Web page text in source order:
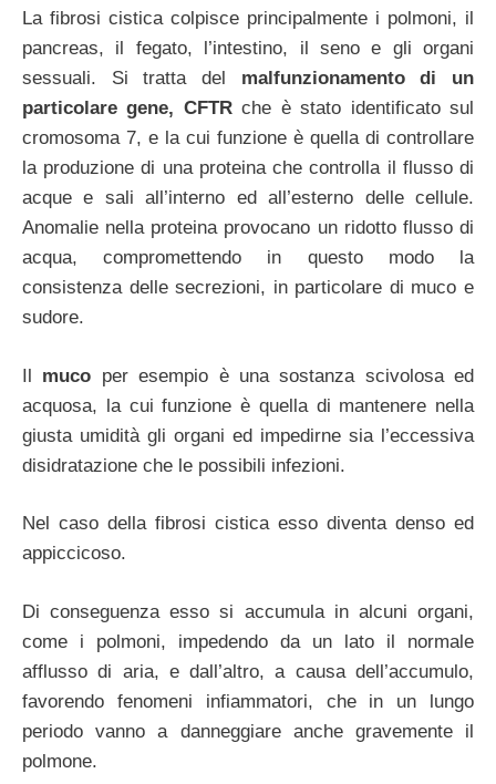
La fibrosi cistica colpisce principalmente i polmoni, il
pancreas, il fegato, l’intestino, il seno e gli organi
sessuali. Si tratta del malfunzionamento di un
particolare gene, CFTRche è stato identificato sul
cromosoma 7, e la cui funzione è quella di controllare
la produzione di una proteina che controlla il flusso di
acque e sali all’interno ed all’esterno delle cellule.
Anomalie nella proteina provocano un ridotto flusso di
acqua, compromettendo in questo modo la
consistenza delle secrezioni, in particolare di muco e
sudore.
Il muco per esempio è una sostanza scivolosa ed
acquosa, la cui funzione è quella di mantenere nella
giusta umidità gli organi ed impedirne sia l’eccessiva
disidratazione che le possibili infezioni.
Nel caso della fibrosi cistica esso diventa denso ed
appiccicoso.
Di conseguenza esso si accumula in alcuni organi,
come i polmoni, impedendo da un lato il normale
afflusso di aria, e dall’altro, a causa dell’accumulo,
favorendo fenomeni infiammatori, che in un lungo
periodo vanno a danneggiare anche gravemente il
polmone.